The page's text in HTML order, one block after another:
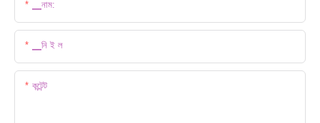
▁নাম:
▁নি ই ল
কন্টেন্ট